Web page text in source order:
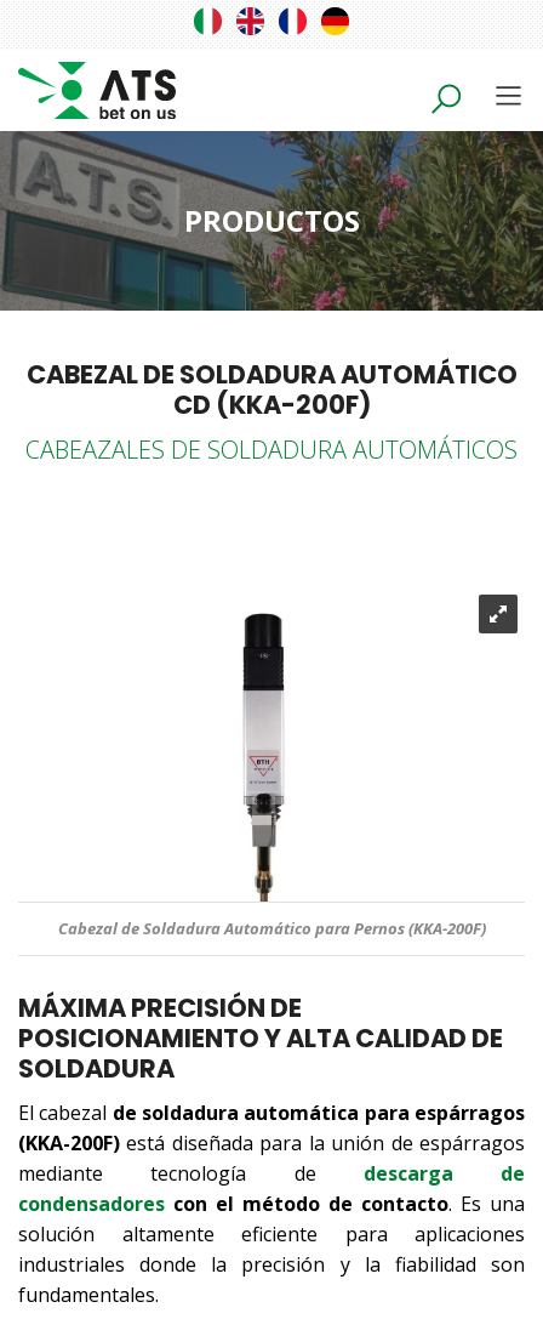
PRODUCTOS
CABEZAL DE SOLDADURA AUTOMÁTICO
CD (KKA-200F)
CABEAZALES DE SOLDADURA AUTOMÁTICOS
Cabezal de Soldadura Automático para Pernos (KKA-200F)
MÁXIMA PRECISIÓN DE
POSICIONAMIENTO Y ALTA CALIDAD DE
SOLDADURA
El cabezal de soldadura automática para espárragos
(KKA-200F) está diseñada para la unión de espárragos
mediante tecnología de descarga de
condensadores con el método de contacto. Es una
solución altamente eficiente para aplicaciones
industriales donde la precisión y la fiabilidad son
fundamentales.